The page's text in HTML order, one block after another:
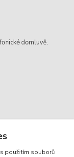
domluvě.
s použitím souborů